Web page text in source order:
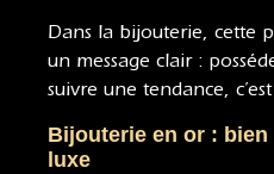
Dans la bijouterie, cette
un message clair :
suivre une tendance, c’est
Bijouterie en or : bien
luxe